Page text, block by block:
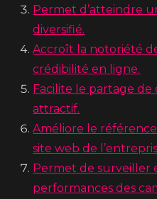
Permet d’atteindre
diversifié.
Accroît la notoriété
crédibilité en ligne.
Facilite le partage
attractif.
Améliore le
site web de
Permet de surveiller
performances des